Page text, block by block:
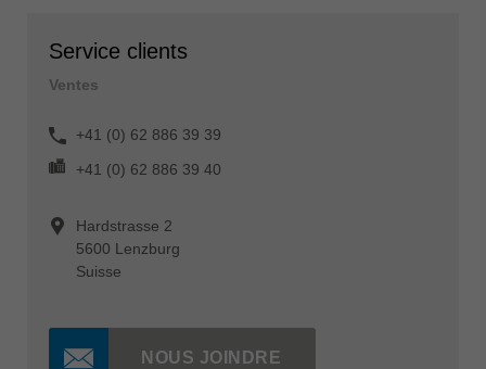
Service clients
Ventes
+41 (0) 62 886 39 39
+41 (0) 62 886 39 40
Hardstrasse 2
5600 Lenzburg
Suisse
NOUS JOINDRE